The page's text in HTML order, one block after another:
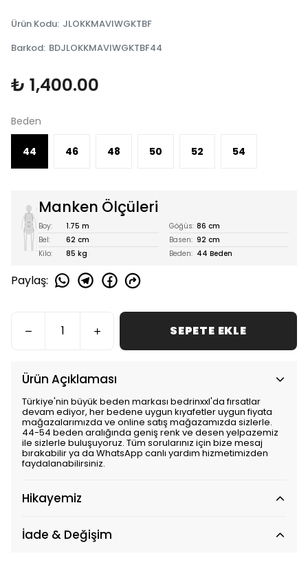
Ürün Kodu: JLOKKMAVIWGKTBF
Barkod: BDJLOKKMAVIWGKTBF44
₺ 1,400.00
Beden
44 46 48 50 52 54
Manken Ölçüleri
Boy: 1.75 m Göğüs: 86 cm
Bel:
62 cm Basen: 92 cm
Kilo:
85 kg Beden: 44 Beden
Paylaş:
SEPETE EKLE
Ürün Açıklaması
Türkiye'nin büyük beden markası bedrinxxl'da fırsatlar
devam ediyor, her bedene uygun kıyafetler uygun fiyata
mağazalarımızda ve online satış mağazamızda sizlerle.
44-54 beden aralığında geniş renk ve desen yelpazemiz
ile sizlerle buluşuyoruz. Tüm sorularınız için bize mesaj
bırakabilir ya da WhatsApp canlı yardım hizmetimizden
faydalanabilirsiniz.
Hikayemiz
İade & Değişim